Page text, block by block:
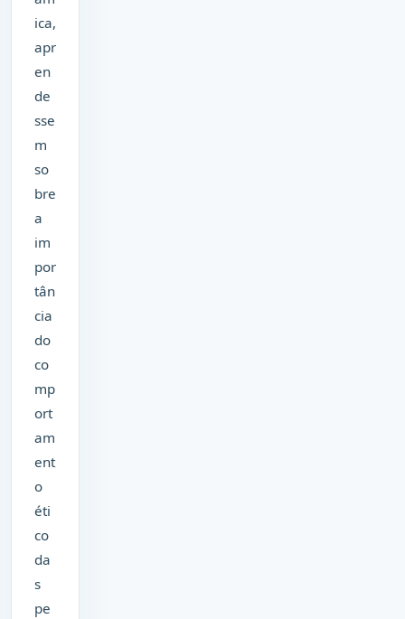
ica,
apr
en
de
sse
m
so
bre
a
im
por
tân
cia
do
co
mp
ort
am
ent
o
éti
co
da
s
pe